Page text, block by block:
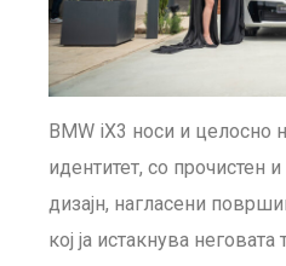
BMW iX3 носи и целосно
идентитет, со прочистен
дизајн, нагласени
кој ја истакнува